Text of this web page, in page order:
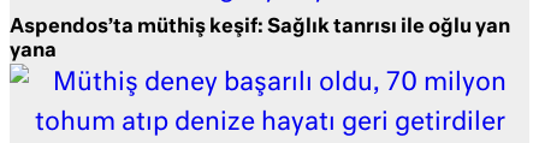
Aspendos’ta müthiş keşif: Sağlık tanrısı ile oğlu yan
yana